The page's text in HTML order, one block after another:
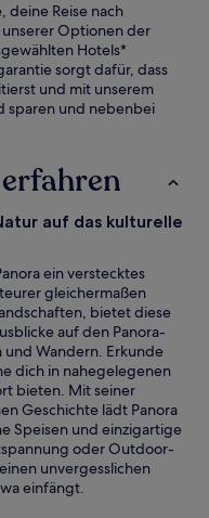
deine Reise nach
unserer Optionen der
Hotels*
sorgt dafür, dass
und mit unserem
sparen und nebenbei
auf das kulturelle
ein verstecktes
gleichermaßen
bietet diese
auf den Panora-
Wandern. Erkunde
dich in nahegelegenen
bieten. Mit seiner
Geschichte lädt Panora
Speisen und einzigartige
oder Outdoor-
unvergesslichen
einfängt.